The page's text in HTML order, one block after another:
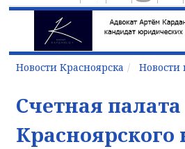
Новости Красноярска Новости
Счетная палата
Красноярского